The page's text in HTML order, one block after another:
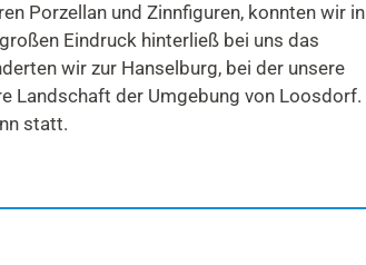
Porzellan und Zinnfiguren, konnten wir in
Eindruck hinterließ bei uns das
wir zur Hanselburg, bei der unsere
Landschaft der Umgebung von Loosdorf.
statt.